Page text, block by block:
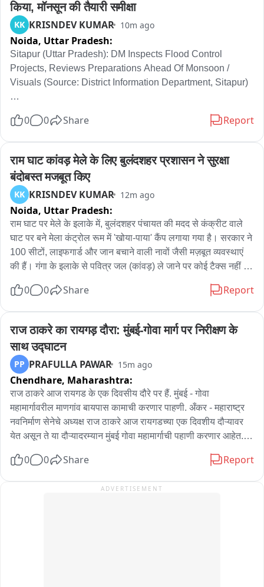
किया, मॉनसून की तैयारी समीक्षा
KK KRISNDEV KUMAR 10m ago
Noida, Uttar Pradesh:
Sitapur (Uttar Pradesh): DM Inspects Flood Control
Projects, Reviews Preparations Ahead Of Monsoon /
Visuals (Source: District Information Department, Sitapur)
तैयारियों की समीक्षा की और अधिकारियों को मॉनसून को लेकर निर्देश दिए
डीएम ने ग्राम बसंतापुर और लखनीपुर में शारदा नदी के दाएं किनारे पर कराए
गए कटान रोधी कार्यों की स्थिति का जायजा लिया और अधिकारियों को
लगातार निगरानी बनाए रखने के निर्देश दिए。
0 0 Share Report
राम घाट कांवड़ मेले के लिए बुलंदशहर प्रशासन ने सुरक्षा
बंदोबस्त मजबूत किए
KK KRISNDEV KUMAR 12m ago
Noida, Uttar Pradesh:
राम घाट पर मेले के इलाके में, बुलंदशहर पंचायत की मदद से कंक्रीट वाले
घाट पर बने मेला कंट्रोल रूम में 'खोया-पाया' कैंप लगाया गया है। सरकार ने
100 सीटों, लाइफगार्ड और जान बचाने वाली नावों जैसी मज़बूत व्यवस्थाएं
की हैं। गंगा के इलाके से पवित्र जल (कांवड़) ले जाने पर कोई टैक्स नहीं है,
को दी जानी चाहिए। ज़िला प्रशासन ने सुरक्षा के लिए लाइट, साउंड
यूनिट, फायर ब्रिगेड और एम्बुलेंस समेत 200 से ज़्यादा कर्मचारियों की बड़ी
टीम तैनात की गई है। अलीगढ़, मथुरा और हाथरस जैसे ज़िलों से पानी भरने
और उसे अपने-अपने इलाकों में ले जाने के लिए आने वाले लोगों की सुविधा के
लिए पार्किंग की व्यवस्था की गई है। कुल मिलाकर, यहाँ की व्यवस्था की
बहुत तारीफ़ हो रही है।
0 0 Share Report
राज ठाकरे का रायगड़ दौरा: मुंबई-गोवा मार्ग पर निरीक्षण के
साथ उद्घाटन
PP PRAFULLA PAWAR 15m ago
Chendhare, Maharashtra:
राज ठाकरे आज रायगड के एक दिवसीय दौरे पर हैं. मुंबई - गोवा
महामार्गावरील माणगांव बायपास कामाची करणार पाहणी. अँकर - महाराष्ट्र
नवनिर्माण सेनेचे अध्यक्ष राज ठाकरे आज रायगडच्या एक दिवशीय दौऱ्यावर
येत असून ते या दौऱ्यादरम्यान मुंबई गोवा महामार्गाची पहाणी करणार आहेत.
ठाकरे यांच्या हस्ते होणार आहे. मनसे अध्यक्ष राज ठाकरे रायगड दौऱ्यावर येत
माणगांव शहर आणि महामार्गावर ठिकठिकाणी स्वागताचे बॅनर आणि झेंडे
0 0 Share Report
ADVERTISEMENT